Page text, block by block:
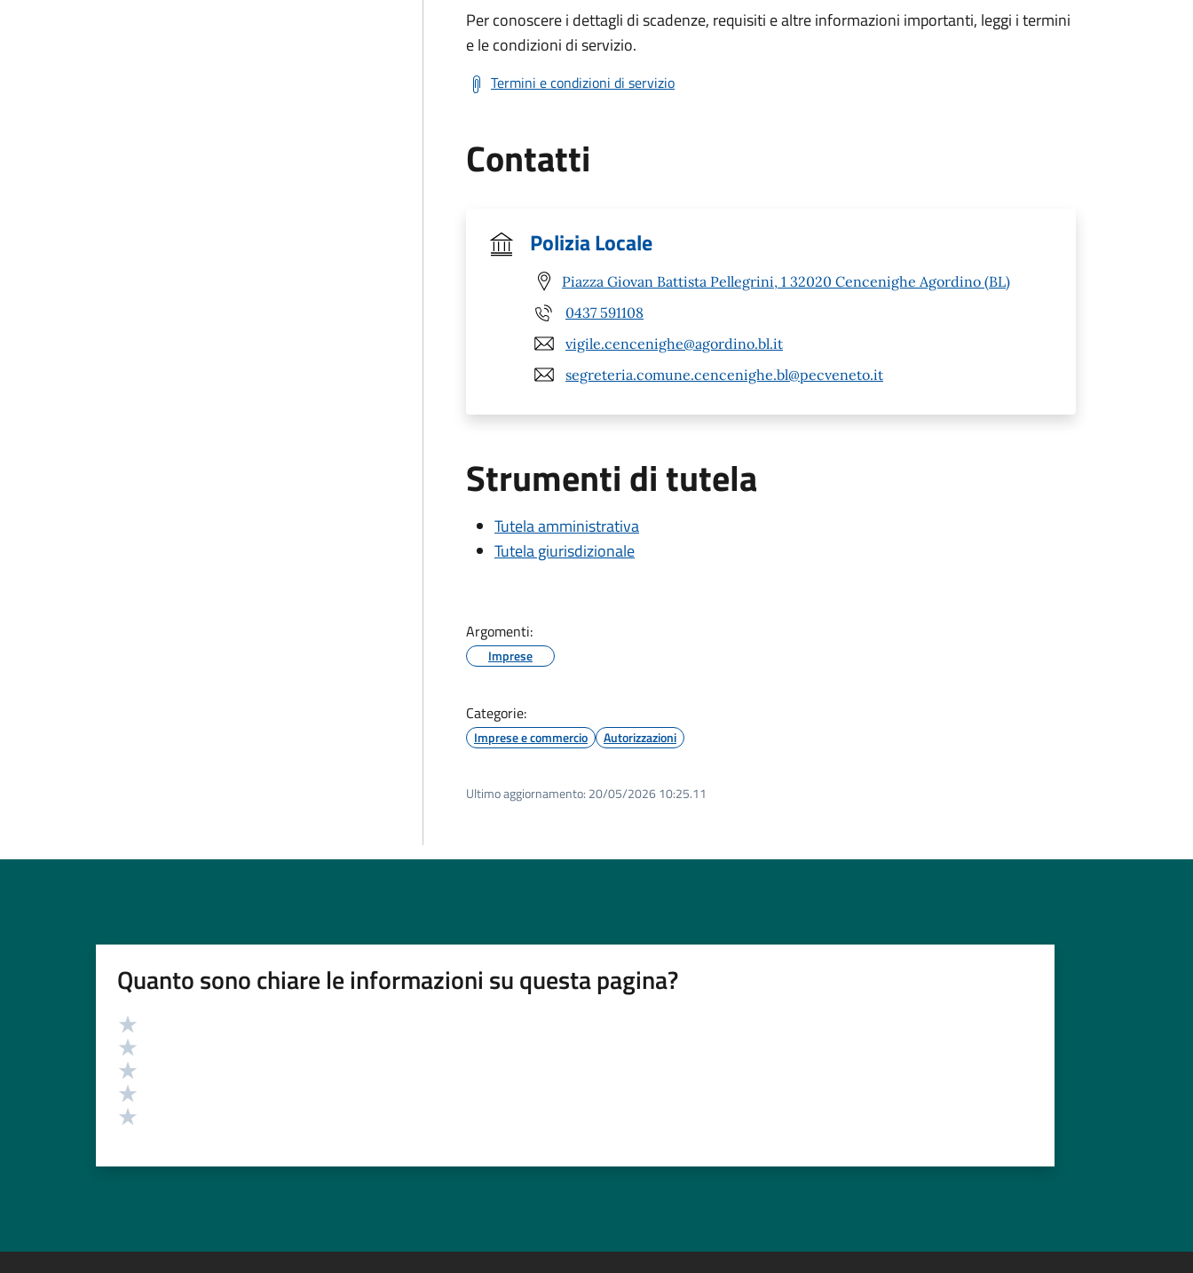
Per conoscere i dettagli di scadenze, requisiti e altre informazioni importanti, leggi i termini
e le condizioni di servizio.
Termini e condizioni di servizio
Contatti
Polizia Locale
Piazza Giovan Battista Pellegrini, 1 32020 Cencenighe Agordino (BL)
0437 591108
vigile.cencenighe@agordino.bl.it
segreteria.comune.cencenighe.bl@pecveneto.it
Strumenti di tutela
Tutela amministrativa
Tutela giurisdizionale
Argomenti:
Imprese
Categorie:
Imprese e commercio Autorizzazioni
Ultimo aggiornamento: 20/05/2026 10:25.11
Quanto sono chiare le informazioni su questa pagina?
Valutazione